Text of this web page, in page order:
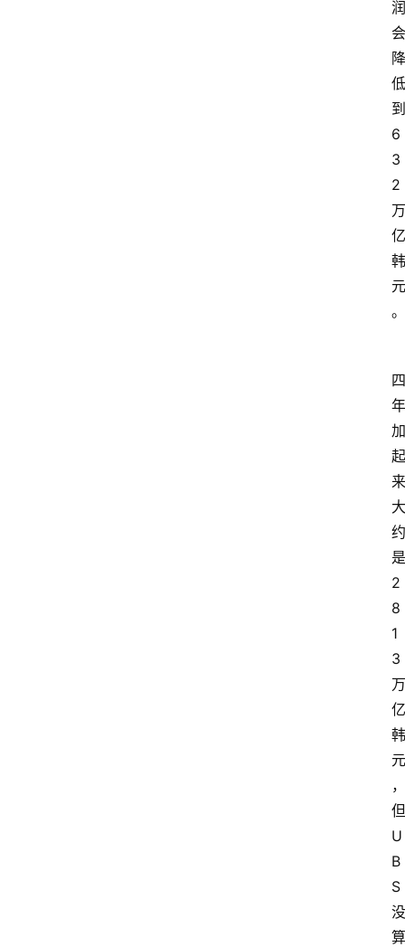
润
会
降
低
到
6
3
2
万
亿
韩
元
。
四
年
加
起
来
大
约
是
2
8
1
3
万
亿
韩
元
，
但
U
B
S
没
算